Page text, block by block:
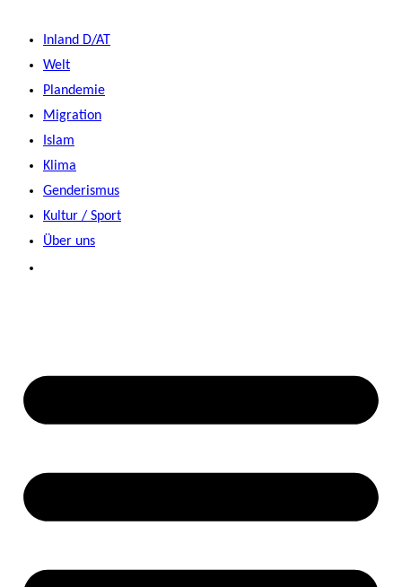
Inland D/AT
Welt
Plandemie
Migration
Islam
Klima
Genderismus
Kultur / Sport
Über uns